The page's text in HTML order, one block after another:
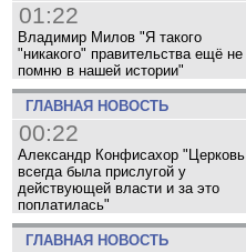
01:22
Владимир Милов "Я такого
"никакого" правительства ещё не
помню в нашей истории"
ГЛАВНАЯ НОВОСТЬ
00:22
Александр Конфисахор "Церковь
всегда была прислугой у
действующей власти и за это
поплатилась"
ГЛАВНАЯ НОВОСТЬ